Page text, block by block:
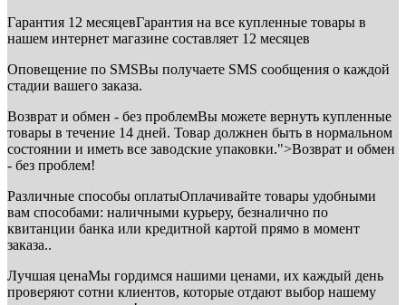
Гарантия 12 месяцевГарантия на все купленные товары в
нашем интернет магазине составляет 12 месяцев
Оповещение по SMSВы получаете SMS сообщения о каждой
стадии вашего заказа.
Возврат и обмен - без проблемВы можете вернуть купленные
товары в течение 14 дней. Товар должнен быть в нормальном
состоянии и иметь все заводские упаковки.">Возврат и обмен
- без проблем!
Различные способы оплатыОплачивайте товары удобными
вам способами: наличными курьеру, безналично по
квитанции банка или кредитной картой прямо в момент
заказа..
Лучшая ценаМы гордимся нашими ценами, их каждый день
проверяют сотни клиентов, которые отдают выбор нашему